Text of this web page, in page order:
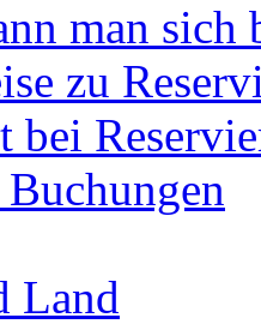
man sich
zu
bei
Land